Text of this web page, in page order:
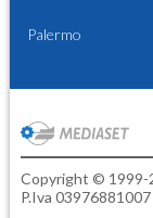
Palermo
Copyright © 1999-
P.Iva